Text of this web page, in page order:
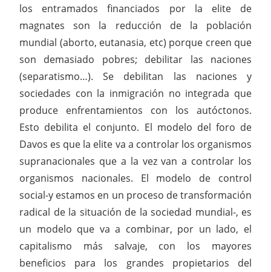
los entramados financiados por la elite de
magnates son la reducción de la población
mundial (aborto, eutanasia, etc) porque creen que
son demasiado pobres; debilitar las naciones
(separatismo…). Se debilitan las naciones y
sociedades con la inmigración no integrada que
produce enfrentamientos con los autóctonos.
Esto debilita el conjunto. El modelo del foro de
Davos es que la elite va a controlar los organismos
supranacionales que a la vez van a controlar los
organismos nacionales. El modelo de control
social-y estamos en un proceso de transformación
radical de la situación de la sociedad mundial-, es
un modelo que va a combinar, por un lado, el
capitalismo más salvaje, con los mayores
beneficios para los grandes propietarios del